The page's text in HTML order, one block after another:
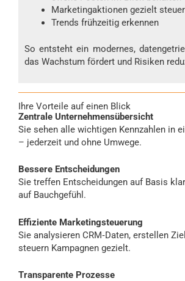
Marketingaktionen gezielt
Trends frühzeitig erkennen
So entsteht ein modernes,
das Wachstum fördert und Risiken
Ihre Vorteile auf einen Blick
Zentrale Unternehmensübersicht
Sie sehen alle wichtigen Kennzahlen in
– jederzeit und ohne Umwege.
Bessere Entscheidungen
Sie treffen Entscheidungen auf Basis
auf Bauchgefühl.
Effiziente Marketingsteuerung
Sie analysieren CRM‑Daten, erstellen
steuern Kampagnen gezielt.
Transparente Prozesse